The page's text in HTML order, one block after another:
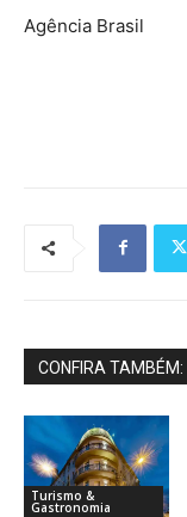
Agência Brasil
CONFIRA TAMBÉM:
Turismo &
Gastronomia